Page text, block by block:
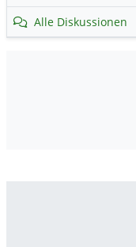
Alle Diskussionen